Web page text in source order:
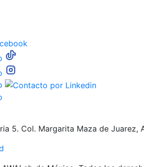
5. Col. Margarita Maza de Juarez,